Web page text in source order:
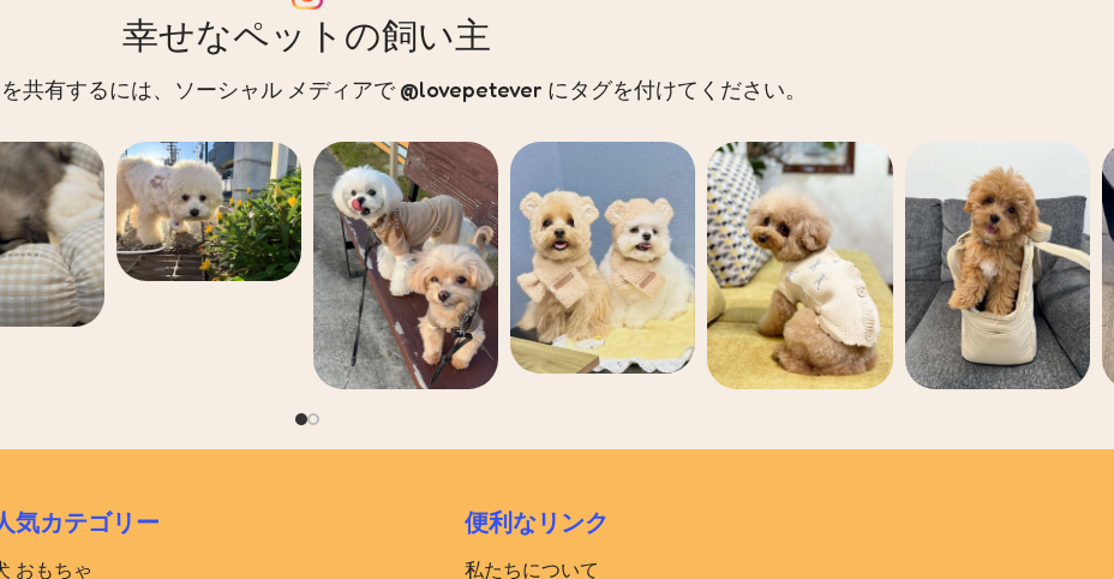
幸せなペットの飼い主
共有するには、ソーシャル メディアで @lovepetever にタグを付けてください。
気カテゴリー
おもちゃ
便利なリンク
私たちについて